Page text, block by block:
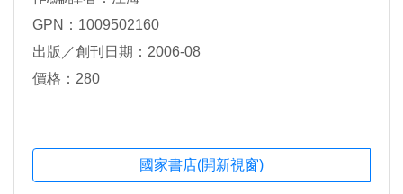
GPN：1009502160
出版／創刊日期：2006-08
價格：280
國家書店(開新視窗)